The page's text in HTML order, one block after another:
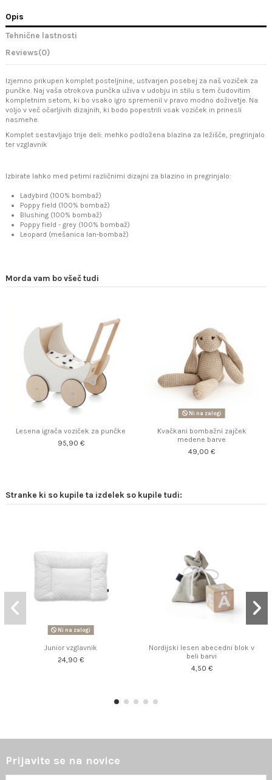
Opis
Tehnične lastnosti
Reviews(0)
Izjemno prikupen komplet posteljnine, ustvarjen posebej za naš voziček za
punčke. Naj vaša otrokova punčka uživa v udobju in stilu s tem čudovitim
kompletnim setom, ki bo vsako igro spremenil v pravo modno doživetje. Na
voljo v več očarljivih dizajnih, ki bodo popestrili vsak voziček in prinesli
nasmehe.
Komplet sestavljajo trije deli: mehko podložena blazina za ležišče, pregrinjalo
ter vzglavnik
Izbirate lahko med petimi različnimi dizajni za blazino in pregrinjalo:
Ladybird (100% bombaž)
Poppy field (100% bombaž)
Blushing (100% bombaž)
Poppy field - grey (100% bombaž)
Leopard (mešanica lan-bombaž)
Morda vam bo všeč tudi
Lesena igrača voziček za punčke
95,90 €
Ni na zalogi
Kvačkani bombažni zajček
medene barve
49,00 €
Stranke ki so kupile ta izdelek so kupile tudi:
Ni na zalogi
Junior vzglavnik
24,90 €
Nordijski lesen abecedni blok v
beli barvi
4,50 €
Prijavite se na novice